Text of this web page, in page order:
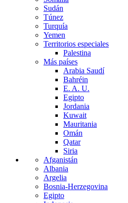
Sudán
Túnez
Turquía
Yemen
Territorios especiales
Palestina
Más países
Arabia Saudí
Bahréin
E. A. U.
Egipto
Jordania
Kuwait
Mauritania
Omán
Qatar
Siria
Afganistán
Albania
Argelia
Bosnia-Herzegovina
Egipto